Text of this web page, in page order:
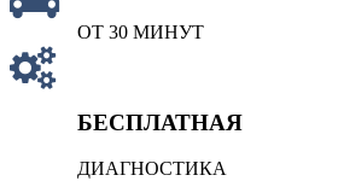
ОТ 30 МИНУТ
БЕСПЛАТНАЯ
ДИАГНОСТИКА